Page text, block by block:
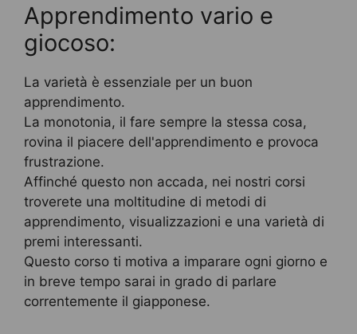
Apprendimento vario e
giocoso:
La varietà è essenziale per un buon
apprendimento.
La monotonia, il fare sempre la stessa cosa,
rovina il piacere dell'apprendimento e provoca
frustrazione.
Affinché questo non accada, nei nostri corsi
troverete una moltitudine di metodi di
apprendimento, visualizzazioni e una varietà di
premi interessanti.
Questo corso ti motiva a imparare ogni giorno e
in breve tempo sarai in grado di parlare
correntemente il giapponese.